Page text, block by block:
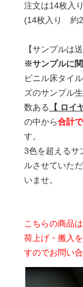
注文は14枚入
(14枚入り 約
【サンプルは
※サンプルに
ビニル床タイ
ズのサンプル生
数ある
【 ロ
の中から合計
す。
3色を超えるサ
ルさせていた
いませ。
こちらの商品
荷上げ・搬入
すのでお問い